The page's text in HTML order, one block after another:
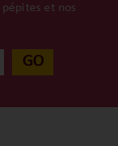
et nos
GO